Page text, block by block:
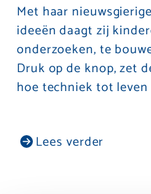
Met haar
ideeën daagt zij
onderzoeken, te
Druk op de knop, zet
hoe techniek tot leven
Lees verder